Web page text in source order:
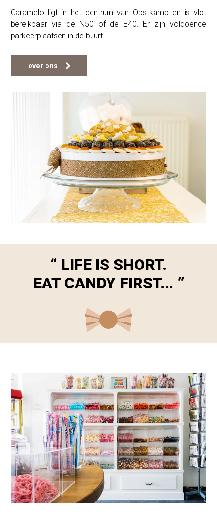
Caramelo ligt in het centrum van Oostkamp en is vlot
bereikbaar via de N50 of de E40. Er zijn voldoende
parkeerplaatsen in de buurt.
over ons
“ LIFE IS SHORT.
EAT CANDY FIRST... ”